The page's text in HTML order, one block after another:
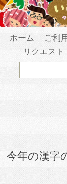
ホーム ご利
リクエスト
今年の漢字